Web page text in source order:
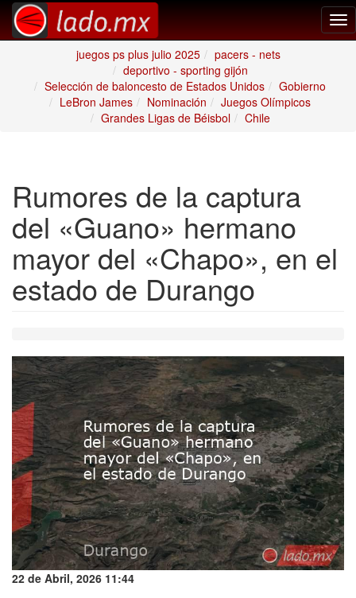
juegos ps plus julio 2025
pacers - nets
deportivo - sporting gijón
Selección de baloncesto de Estados Unidos
Gobierno
LeBron James
Nominación
Juegos Olímpicos
Grandes Ligas de Béisbol
Chile
Rumores de la captura
del «Guano» hermano
mayor del «Chapo», en el
estado de Durango
22 de Abril, 2026 11:44